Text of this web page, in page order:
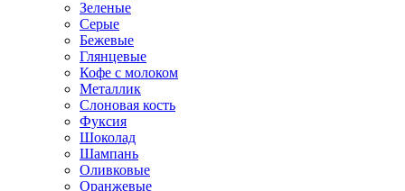
Зеленые
Серые
Бежевые
Глянцевые
Кофе с молоком
Металлик
Слоновая кость
Фуксия
Шоколад
Шампань
Оливковые
Оранжевые